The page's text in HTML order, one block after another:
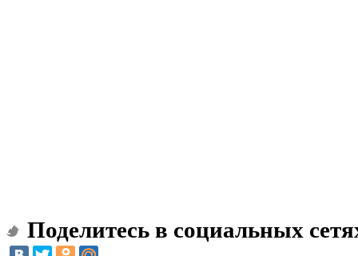
Поделитесь в социальных